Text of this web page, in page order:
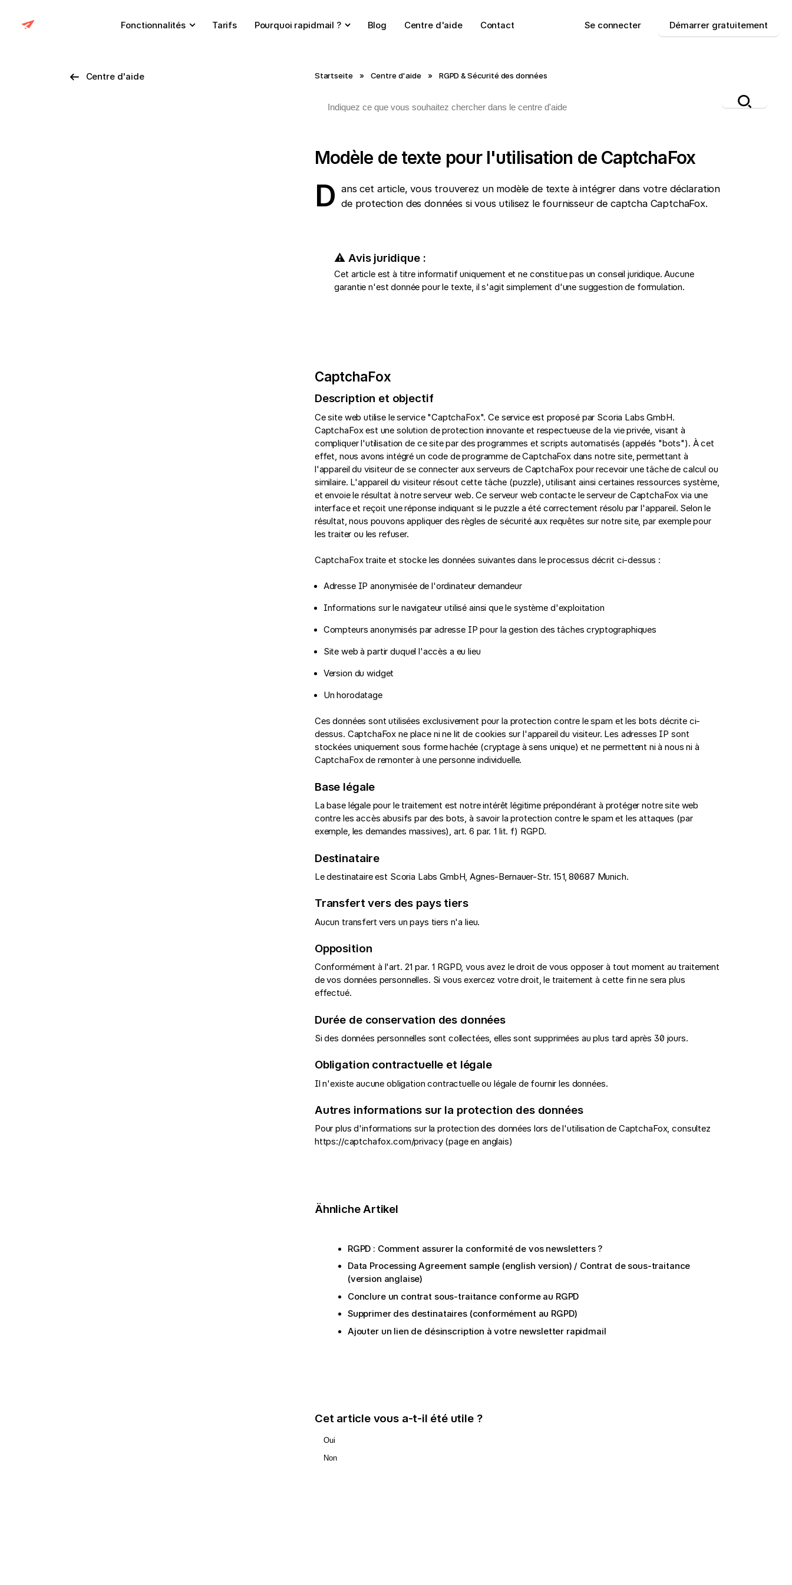
Fonctionnalités Tarifs Pourquoi rapidmail ? Blog Centre d'aide Contact Se connecter Démarrer gratuitement
Centre d'aide Startseite » Centre d'aide » RGPD & Sécurité des données
Modèle de texte pour l'utilisation de CaptchaFox
D ans cet article, vous trouverez un modèle de texte à intégrer dans votre déclaration
de protection des données si vous utilisez le fournisseur de captcha CaptchaFox.
⚠️ Avis juridique :
Cet article est à titre informatif uniquement et ne constitue pas un conseil juridique. Aucune
garantie n'est donnée pour le texte, il s'agit simplement d'une suggestion de formulation.
CaptchaFox
Description et objectif
Ce site web utilise le service "CaptchaFox". Ce service est proposé par Scoria Labs GmbH.
CaptchaFox est une solution de protection innovante et respectueuse de la vie privée, visant à
compliquer l'utilisation de ce site par des programmes et scripts automatisés (appelés "bots"). À cet
effet, nous avons intégré un code de programme de CaptchaFox dans notre site, permettant à
l'appareil du visiteur de se connecter aux serveurs de CaptchaFox pour recevoir une tâche de calcul ou
similaire. L'appareil du visiteur résout cette tâche (puzzle), utilisant ainsi certaines ressources système,
et envoie le résultat à notre serveur web. Ce serveur web contacte le serveur de CaptchaFox via une
interface et reçoit une réponse indiquant si le puzzle a été correctement résolu par l'appareil. Selon le
résultat, nous pouvons appliquer des règles de sécurité aux requêtes sur notre site, par exemple pour
les traiter ou les refuser.
CaptchaFox traite et stocke les données suivantes dans le processus décrit ci-dessus :
Adresse IP anonymisée de l'ordinateur demandeur
Informations sur le navigateur utilisé ainsi que le système d'exploitation
Compteurs anonymisés par adresse IP pour la gestion des tâches cryptographiques
Site web à partir duquel l'accès a eu lieu
Version du widget
Un horodatage
Ces données sont utilisées exclusivement pour la protection contre le spam et les bots décrite ci-
dessus. CaptchaFox ne place ni ne lit de cookies sur l'appareil du visiteur. Les adresses IP sont
stockées uniquement sous forme hachée (cryptage à sens unique) et ne permettent ni à nous ni à
CaptchaFox de remonter à une personne individuelle.
Base légale
La base légale pour le traitement est notre intérêt légitime prépondérant à protéger notre site web
contre les accès abusifs par des bots, à savoir la protection contre le spam et les attaques (par
exemple, les demandes massives), art. 6 par. 1 lit. f) RGPD.
Destinataire
Le destinataire est Scoria Labs GmbH, Agnes-Bernauer-Str. 151, 80687 Munich.
Transfert vers des pays tiers
Aucun transfert vers un pays tiers n'a lieu.
Opposition
Conformément à l'art. 21 par. 1 RGPD, vous avez le droit de vous opposer à tout moment au traitement
de vos données personnelles. Si vous exercez votre droit, le traitement à cette fin ne sera plus
effectué.
Durée de conservation des données
Si des données personnelles sont collectées, elles sont supprimées au plus tard après 30 jours.
Obligation contractuelle et légale
Il n'existe aucune obligation contractuelle ou légale de fournir les données.
Autres informations sur la protection des données
Pour plus d'informations sur la protection des données lors de l'utilisation de CaptchaFox, consultez
https://captchafox.com/privacy (page en anglais)
Ähnliche Artikel
RGPD : Comment assurer la conformité de vos newsletters ?
Data Processing Agreement sample (english version) / Contrat de sous-traitance
(version anglaise)
Conclure un contrat sous-traitance conforme au RGPD
Supprimer des destinataires (conformément au RGPD)
Ajouter un lien de désinscription à votre newsletter rapidmail
Cet article vous a-t-il été utile ?
Oui
Non